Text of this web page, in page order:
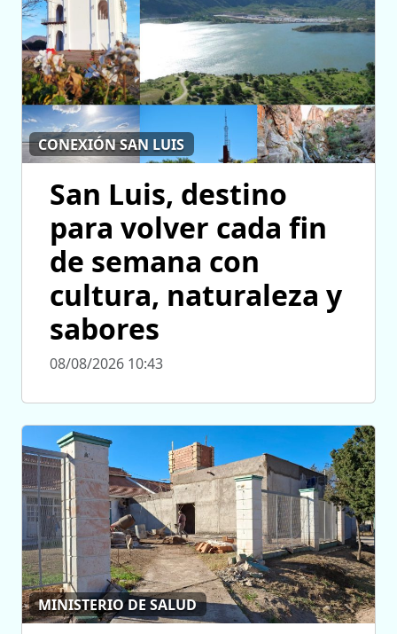
CONEXIÓN SAN LUIS
San Luis, destino
para volver cada fin
de semana con
cultura, naturaleza y
sabores
08/08/2026 10:43
MINISTERIO DE SALUD